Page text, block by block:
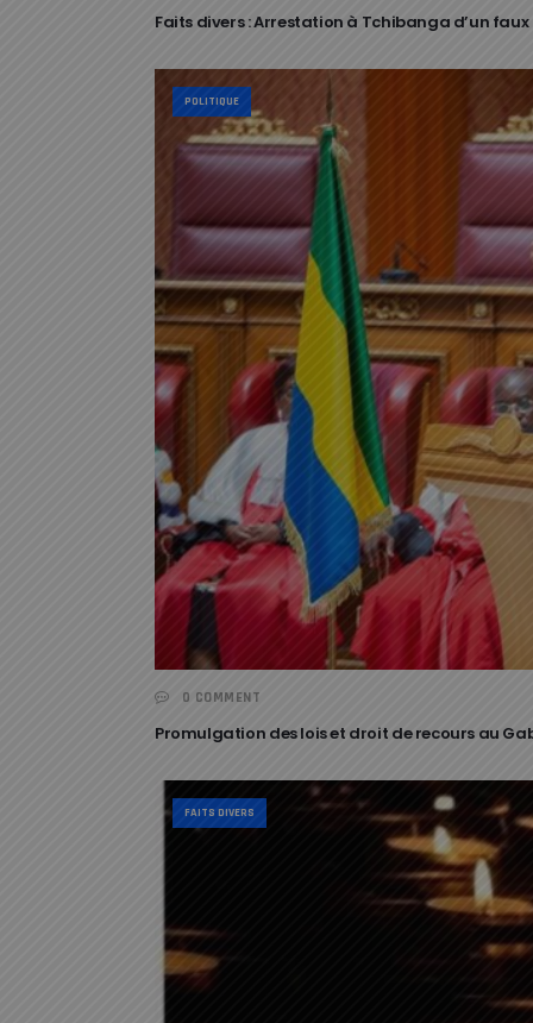
Faits divers : Arrestation à Tchibanga d’un
POLITIQUE
0 COMMENT
Promulgation des lois et droit de recours au
FAITS DIVERS